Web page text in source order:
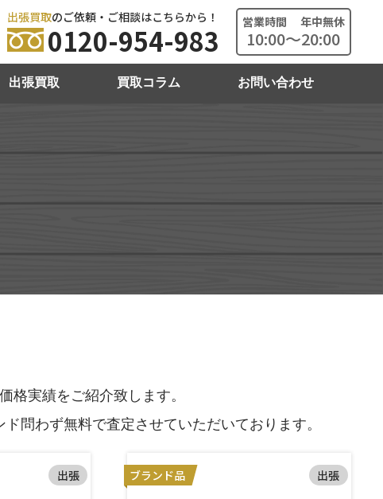
出張買取のご依頼・ご相談はこちらから！
0120-954-983
営業時間 年中無休
10:00～20:00
出張買取 買取コラム お問い合わせ
格実績をご紹介致します。
問わず無料で査定させていただいております。
出張 ブランド品 出張